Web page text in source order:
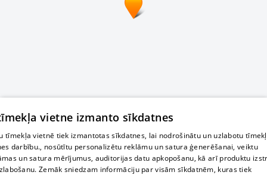
vietne izmanto sīkdatnes
tīmekļa vietnē tiek izmantotas sīkdatnes, lai nodrošinātu un uzlabotu
darbību., nosūtītu personalizētu reklāmu un satura ģenerēšanai, veiktu
un satura mērījumus, auditorijas datu apkopošanu, kā arī produktu
Zemāk sniedzam informāciju par visām sīkdatnēm, kuras tiek